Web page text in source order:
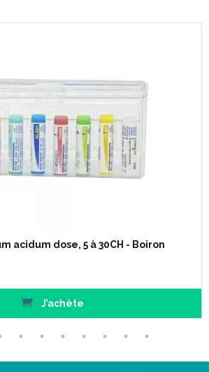
acidum dose, 5 à 30CH - Boiron
J’achète